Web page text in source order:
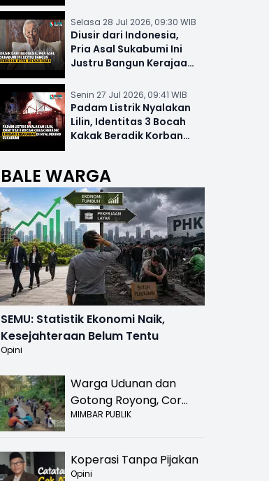
Selasa 28 Jul 2026, 09:30 WIB
Diusir dari Indonesia,
Pria Asal Sukabumi Ini
Justru Bangun Kerajaan
Senin 27 Jul 2026, 09:41 WIB
Padam Listrik Nyalakan
Lilin, Identitas 3 Bocah
Kakak Beradik Korban
BALE WARGA
SEMU: Statistik Ekonomi Naik,
Kesejahteraan Belum Tentu
Opini
Warga Udunan dan
Gotong Royong, Cor
Jalan Hancur di
MIMBAR PUBLIK
Koperasi Tanpa Pijakan
Opini